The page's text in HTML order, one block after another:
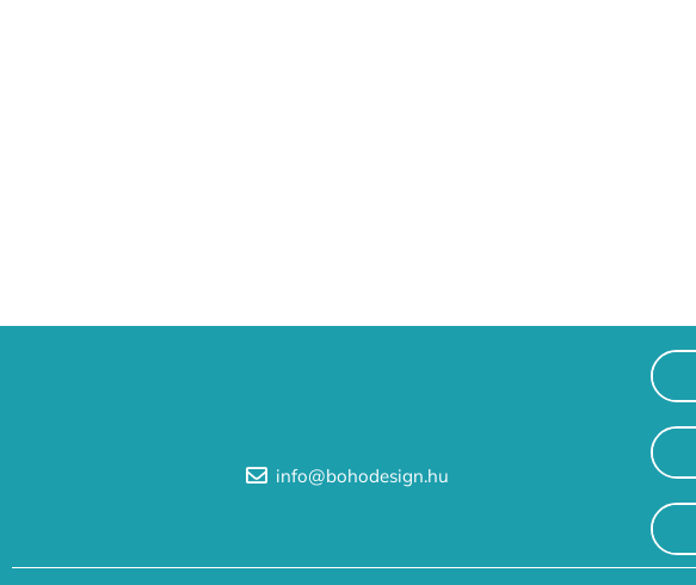
info@bohodesign.hu